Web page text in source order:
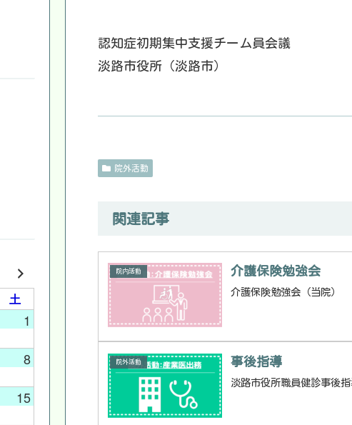
認知症初期集中支援チーム員会議
淡路市役所（淡路市）
院外活動
関連記事
院内活動 介護保険勉強会
介護保険勉強会（当院）
院外活動 事後指導
淡路市役所職員健診事後
土
1
8
15